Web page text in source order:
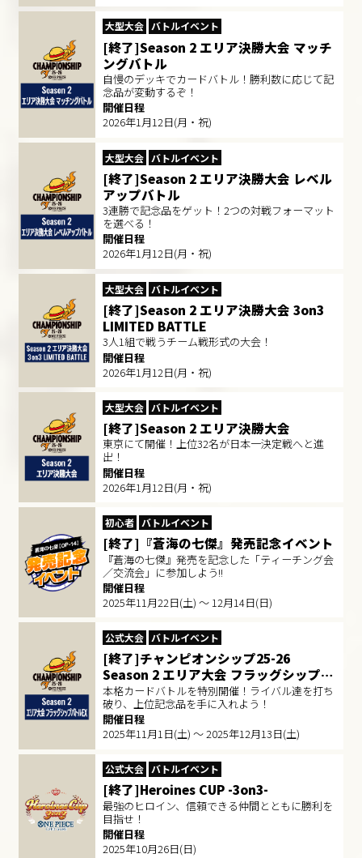
大型大会 バトルイベント
[終了]Season 2 エリア決勝大会 マッチ
ングバトル​
自慢のデッキでカードバトル！勝利数に応じて記
念品が変動するぞ！​
開催日程
2026年1月12日(月・祝)
大型大会 バトルイベント
[終了]Season 2 エリア決勝大会 レベル
アップバトル​
3連勝で記念品をゲット！​2つの対戦フォーマット
を選べる！​
開催日程
2026年1月12日(月・祝)
大型大会 バトルイベント
[終了]Season 2 エリア決勝大会 3on3
LIMITED BATTLE
3人1組で戦うチーム戦形式の大会！
開催日程
2026年1月12日(月・祝)
大型大会 バトルイベント
[終了]Season 2 エリア決勝大会
東京にて開催！上位32名が日本一決定戦へと進
出！
開催日程
2026年1月12日(月・祝)
初心者 バトルイベント
[終了]『蒼海の七傑』発売記念イベント
『蒼海の七傑』発売を記念した「ティーチング会
／交流会」に参加しよう!!
開催日程
2025年11月22日(土) ～ 12月14日(日)
公式大会 バトルイベント
[終了]チャンピオンシップ25-26
Season 2 エリア大会 フラッグシップバ
トルEX
本格カードバトルを特別開催！ライバル達を打ち
破り、上位記念品を手に入れよう！
開催日程
2025年11月1日(土) ～ 2025年12月13日(土)
公式大会 バトルイベント
[終了]Heroines CUP -3on3-
最強のヒロイン、信頼できる仲間とともに勝利を
目指せ！
開催日程
2025年10月26日(日)